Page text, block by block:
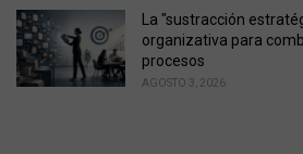
La "sustracción
organizativa para
procesos
AGOSTO 3, 2026